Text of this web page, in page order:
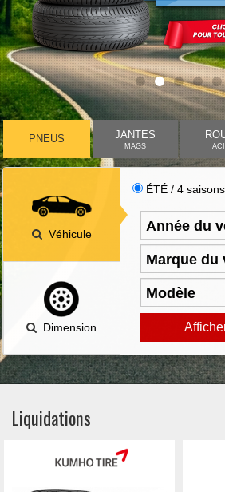
PNEUS JANTES
MAGS
Véhicule
Dimension
ÉTÉ / 4
Liquidations